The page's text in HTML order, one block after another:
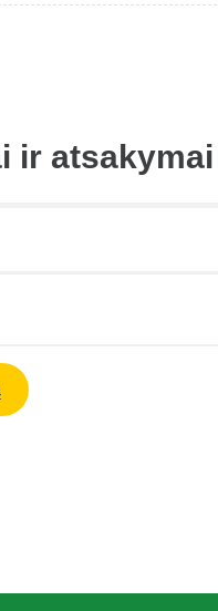
ir atsakymai